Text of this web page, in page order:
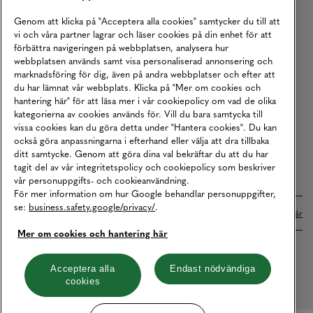
Köpvillkor
Karriär
Vårt Ansvar
Våra Tjänster
Press
Studentrabatt
B2B
Tillgänglighetsredogörelse
Betalningar online sköts i samarbete med Klarna. Läs mer här
Cookies Integritetspolicy
Hantera cookies
Genom att klicka på "Acceptera alla cookies" samtycker du till att
vi och våra partner lagrar och läser cookies på din enhet för att
förbättra navigeringen på webbplatsen, analysera hur
webbplatsen används samt visa personaliserad annonsering och
marknadsföring för dig, även på andra webbplatser och efter att
du har lämnat vår webbplats. Klicka på "Mer om cookies och
hantering här" för att läsa mer i vår cookiepolicy om vad de olika
kategorierna av cookies används för. Vill du bara samtycka till
vissa cookies kan du göra detta under "Hantera cookies". Du kan
också göra anpassningarna i efterhand eller välja att dra tillbaka
ditt samtycke. Genom att göra dina val bekräftar du att du har
tagit del av vår integritetspolicy och cookiepolicy som beskriver
vår personuppgifts- och cookieanvändning.
För mer information om hur Google behandlar personuppgifter,
se: business.safety.google/privacy/.
Mer om cookies och hantering här
Acceptera alla
cookies
Endast nödvändiga